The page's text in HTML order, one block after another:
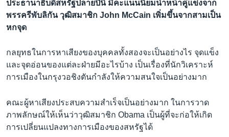
ไป
การ
สังคมและสุขภาพ
ไลฟ์สไตล์
ตรวจสอบข่าว
เรียนรู้ภาษาอังกฤษ
ติดตามเรา
ประธานาธิบดีสหรัฐปลายปีนี้ มีคะแนนนิยมนำหน้าคู่แข่งจาก
พรรครีพับลิกัน วุฒิสมาชิก John McCain เพิ่มขึ้นจากสามเป็น
หกจุด
กลยุทธในการหาเสียงของบุคคลทั้งสองจะเป็นอย่างไร จุดแข็ง
และจุดอ่อนของแต่ละฝ่ายมีอะไรบ้าง เป็นเรื่องที่นักวิเคราะห์
การเมืองในกรุงวอชิงตันกำลังให้ความสนใจเป็นอย่างมาก
คณะผู้หาเสียงประสบความสำเร็จเป็นอย่างมาก ในการวาด
ภาพลักษณ์ให้เห็นว่าวุฒิสมาชิก Obama เป็นผู้ที่จะก่อให้เกิด
การเปลี่ยนแปลงทางการเมืองของสหรัฐได้